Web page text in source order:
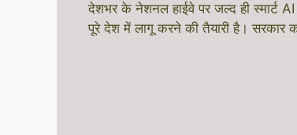
देशभर के नेशनल हाईवे पर जल्द ही स्मार्ट
पूरे देश में लागू करने की तैयारी है। सरकार